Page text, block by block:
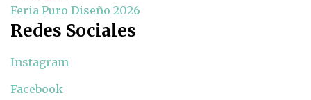
Feria Puro Diseño 2026
Redes Sociales
Instagram
Facebook